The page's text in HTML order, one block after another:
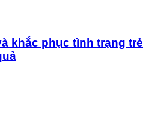
khắc phục tình trạng trẻ